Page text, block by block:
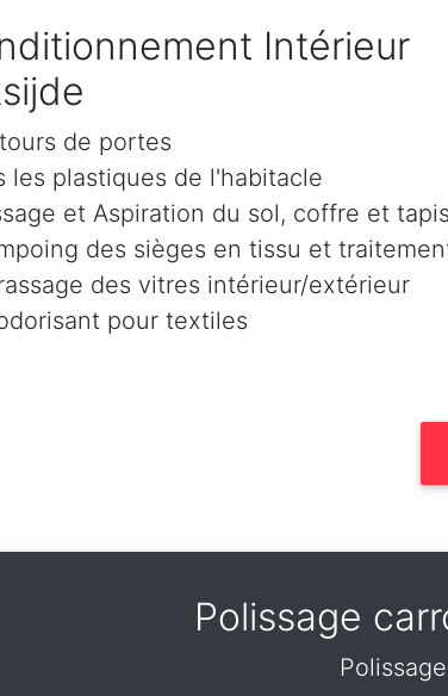
Intérieur
de portes
les plastiques de l'habitacle
et Aspiration du sol, coffre et tapis
des sièges en tissu et
des vitres intérieur/extérieur
pour textiles
Polissage